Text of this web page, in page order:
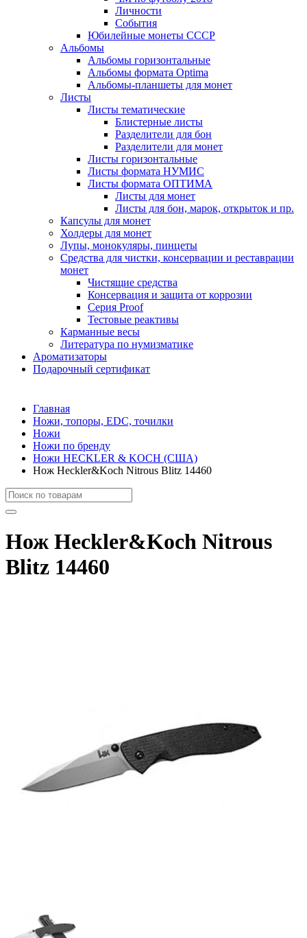
Личности
События
Юбилейные монеты СССР
Альбомы
Альбомы горизонтальные
Альбомы формата Optima
Альбомы-планшеты для монет
Листы
Листы тематические
Блистерные листы
Разделители для бон
Разделители для монет
Листы горизонтальные
Листы формата НУМИС
Листы формата ОПТИМА
Листы для монет
Листы для бон, марок, открыток и пр.
Капсулы для монет
Холдеры для монет
Лупы, монокуляры, пинцеты
Средства для чистки, консервации и реставрации
монет
Чистящие средства
Консервация и защита от коррозии
Серия Proof
Тестовые реактивы
Карманные весы
Литература по нумизматике
Ароматизаторы
Подарочный сертификат
Главная
Ножи, топоры, EDC, точилки
Ножи
Ножи по бренду
Ножи HECKLER & KOCH (США)
Нож Heckler&Koch Nitrous Blitz 14460
Нож Heckler&Koch Nitrous
Blitz 14460